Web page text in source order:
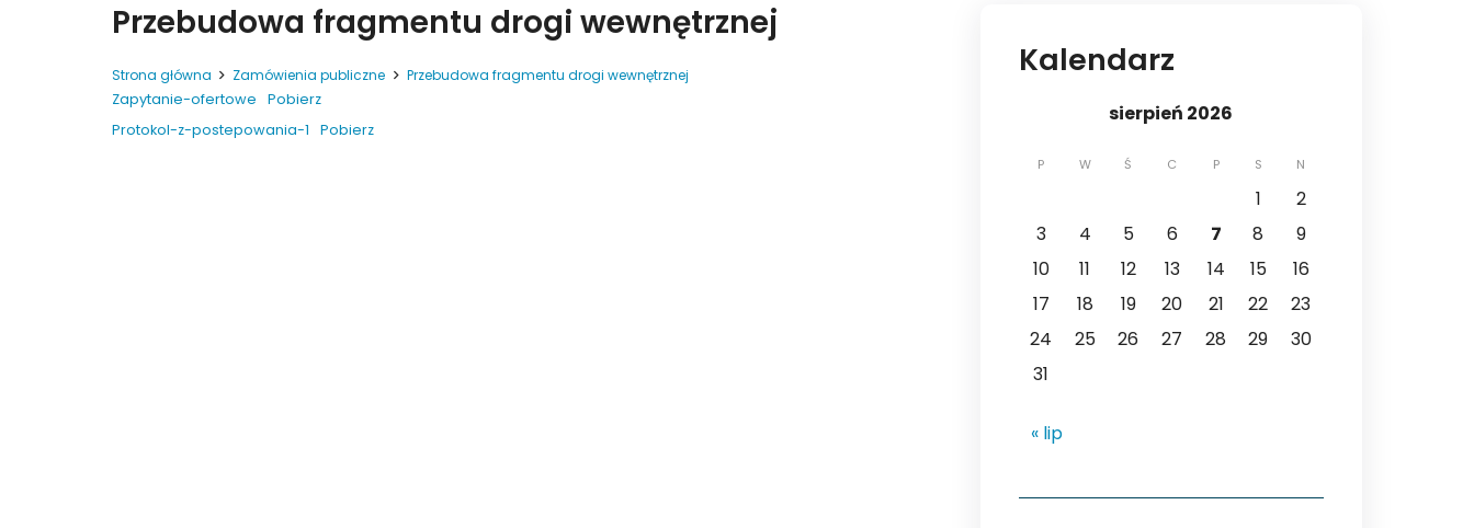
Przebudowa fragmentu drogi wewnętrznej
Strona główna Zamówienia publiczne
Przebudowa fragmentu drogi wewnętrznej
Zapytanie-ofertowe
Pobierz
Protokol-z-postepowania-1
Pobierz
Kalendarz
sierpień 2026
P W Ś C P S N
1
2
3
4 5 6 7 8
9
10
11 12 13 14 15
16
17
18 19 20 21 22
23
24
25 26 27 28 29
30
31
« lip